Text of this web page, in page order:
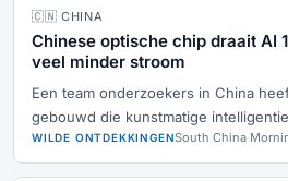
🇨🇳 CHINA
Chinese optische chip draait AI
veel minder stroom
Een team onderzoekers in China
gebouwd die kunstmatige
WILDE ONTDEKKINGENSouth China